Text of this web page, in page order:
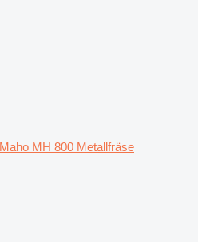
Maho MH 800 Metallfräse